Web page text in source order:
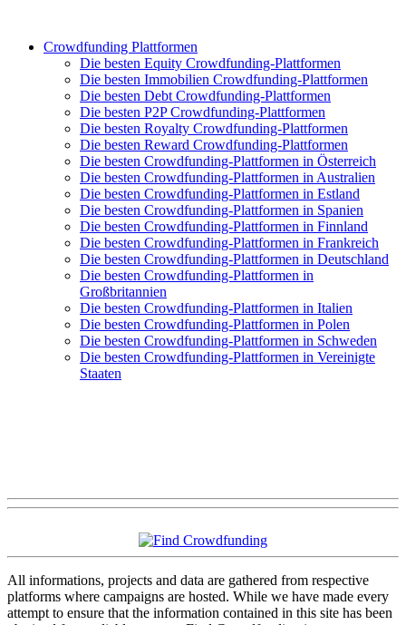
Crowdfunding Plattformen
Die besten Equity Crowdfunding-Plattformen
Die besten Immobilien Crowdfunding-Plattformen
Die besten Debt Crowdfunding-Plattformen
Die besten P2P Crowdfunding-Plattformen
Die besten Royalty Crowdfunding-Plattformen
Die besten Reward Crowdfunding-Plattformen
Die besten Crowdfunding-Plattformen in Österreich
Die besten Crowdfunding-Plattformen in Australien
Die besten Crowdfunding-Plattformen in Estland
Die besten Crowdfunding-Plattformen in Spanien
Die besten Crowdfunding-Plattformen in Finnland
Die besten Crowdfunding-Plattformen in Frankreich
Die besten Crowdfunding-Plattformen in Deutschland
Die besten Crowdfunding-Plattformen in
Großbritannien
Die besten Crowdfunding-Plattformen in Italien
Die besten Crowdfunding-Plattformen in Polen
Die besten Crowdfunding-Plattformen in Schweden
Die besten Crowdfunding-Plattformen in Vereinigte
Staaten
All informations, projects and data are gathered from respective
platforms where campaigns are hosted. While we have made every
attempt to ensure that the information contained in this site has been